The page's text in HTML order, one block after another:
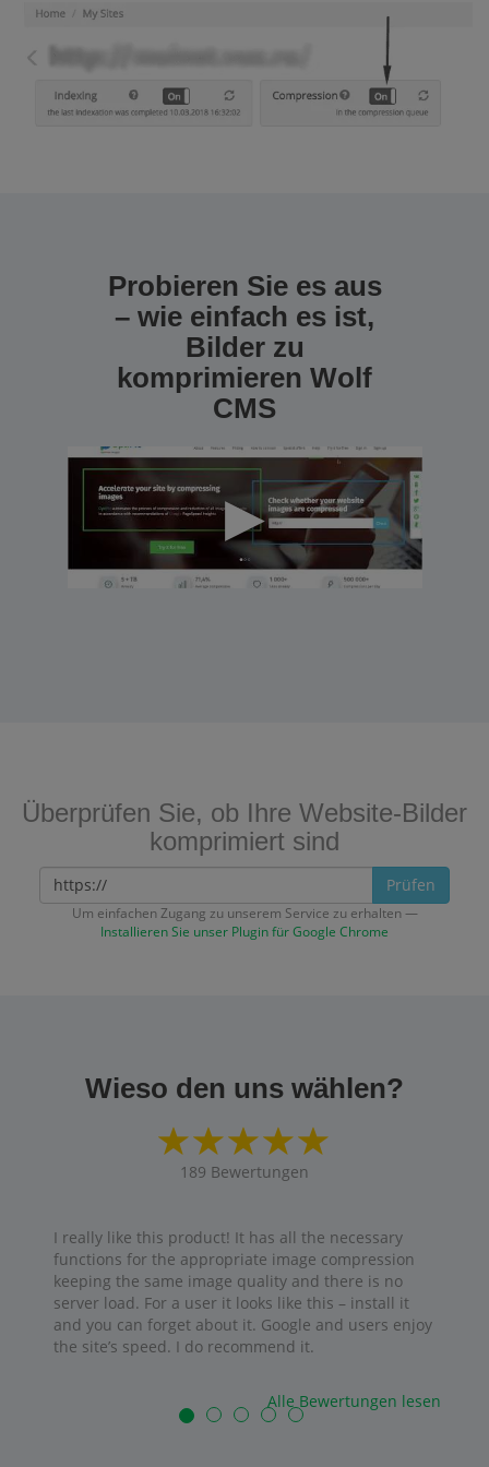
Probieren Sie es aus
– wie einfach es ist,
Bilder zu
komprimieren Wolf
CMS
Überprüfen Sie, ob Ihre Website-Bilder
komprimiert sind
Prüfen
Um einfachen Zugang zu unserem Service zu erhalten —
Installieren Sie unser Plugin für Google Chrome
Wieso den uns wählen?
189 Bewertungen
I really like this product! It has all the necessary
functions for the appropriate image compression
keeping the same image quality and there is no
server load. For a user it looks like this – install it
and you can forget about it. Google and users enjoy
the site’s speed. I do recommend it.
Alle Bewertungen lesen